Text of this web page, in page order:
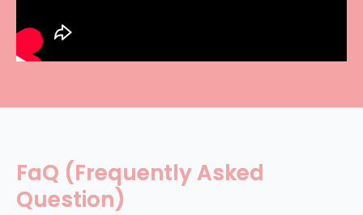
FaQ (Frequently Asked
Question)